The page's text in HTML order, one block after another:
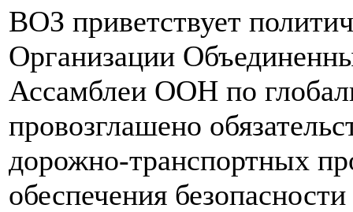
ВОЗ приветствует
Организации
Ассамблеи ООН по
провозглашено
дорожно-транспортных
обеспечения